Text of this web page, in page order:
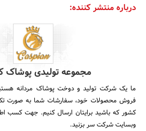
درباره منتشر کننده:
مجموعه تولیدی پوشاک
ما یک شرکت تولید و دوخت پوشاک مردانه
فروش محصولات خود، سفارشات شما به صورت
کشور که باشید برایتان ارسال کنیم. جهت کسب
وبسایت شرکت سر بزنید.